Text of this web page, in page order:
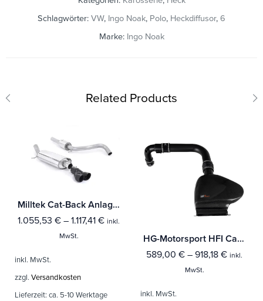
Schlagwörter: VW, Ingo Noak, Polo, Heckdiffusor, 6
Marke: Ingo Noak
Related Products
Milltek Cat-Back Anlage Volkswagen Polo GTi 1.4 TSI 180PS 7spd DSG Mit TÜV / ECE Zulassung!
1.055,53 € – 1.117,41 € inkl.
MwSt.
inkl. MwSt.
zzgl. Versandkosten
Lieferzeit: ca. 5-10 Werktage
HG-Motorsport HFI Carbon Air Intake Kit Gen.2 PLUS für VAG 2.0 TFSI Modelle
589,00 € – 918,18 € inkl.
MwSt.
inkl. MwSt.